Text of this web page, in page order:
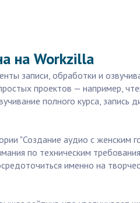
на Workzilla
записи, обработки и
проектов — например,
полного курса, запись
"Создание аудио с женским
по техническим
именно на